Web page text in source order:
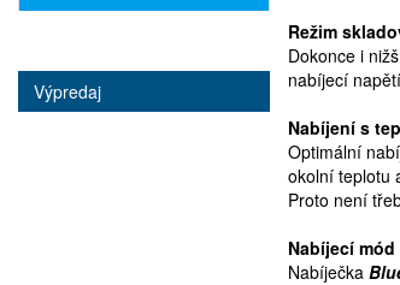
Výpredaj
Režim
Dokonce i
nabíjecí
Nabíjení s
Optimální
okolní teplotu
Proto není
Nabíjecí
Nabíječka